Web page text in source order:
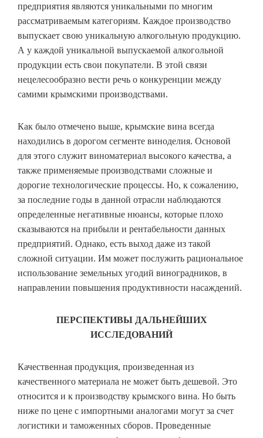
предприятия являются уникальными по многим
рассматриваемым категориям. Каждое производство
выпускает свою уникальную алкогольную продукцию.
А у каждой уникальной выпускаемой алкогольной
продукции есть свои покупатели. В этой связи
нецелесообразно вести речь о конкуренции между
самими крымскими производствами.
Как было отмечено выше, крымские вина всегда
находились в дорогом сегменте виноделия. Основой
для этого служит виноматериал высокого качества, а
также применяемые производствами сложные и
дорогие технологические процессы. Но, к сожалению,
за последние годы в данной отрасли наблюдаются
определенные негативные нюансы, которые плохо
сказываются на прибыли и рентабельности данных
предприятий. Однако, есть выход даже из такой
сложной ситуации. Им может послужить рациональное
использование земельных угодий виноградников, в
направлении повышения продуктивности насаждений.
ПЕРСПЕКТИВЫ ДАЛЬНЕЙШИХ
ИССЛЕДОВАНИЙ
Качественная продукция, произведенная из
качественного материала не может быть дешевой. Это
относится и к производству крымского вина. Но быть
ниже по цене с импортными аналогами могут за счет
логистики и таможенных сборов. Проведенные